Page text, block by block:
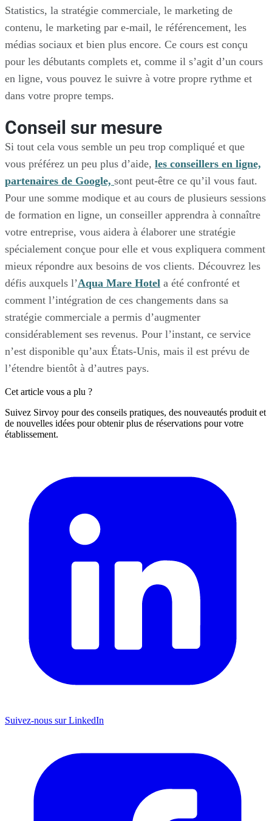
Statistics, la stratégie commerciale, le marketing de
contenu, le marketing par e-mail, le référencement, les
médias sociaux et bien plus encore. Ce cours est conçu
pour les débutants complets et, comme il s’agit d’un cours
en ligne, vous pouvez le suivre à votre propre rythme et
dans votre propre temps.
Conseil sur mesure
Si tout cela vous semble un peu trop compliqué et que
vous préférez un peu plus d’aide, les conseillers en ligne,
partenaires de Google, sont peut-être ce qu’il vous faut.
Pour une somme modique et au cours de plusieurs sessions
de formation en ligne, un conseiller apprendra à connaître
votre entreprise, vous aidera à élaborer une stratégie
spécialement conçue pour elle et vous expliquera comment
mieux répondre aux besoins de vos clients. Découvrez les
défis auxquels l’Aqua Mare Hotel a été confronté et
comment l’intégration de ces changements dans sa
stratégie commerciale a permis d’augmenter
considérablement ses revenus. Pour l’instant, ce service
n’est disponible qu’aux États-Unis, mais il est prévu de
l’étendre bientôt à d’autres pays.
Cet article vous a plu ?
Suivez Sirvoy pour des conseils pratiques, des nouveautés produit et
de nouvelles idées pour obtenir plus de réservations pour votre
établissement.
Suivez-nous sur LinkedIn